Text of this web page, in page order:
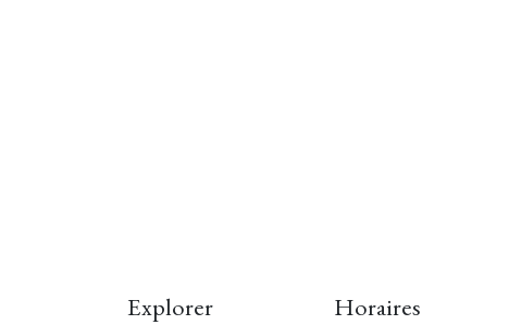
Explorer Horaires